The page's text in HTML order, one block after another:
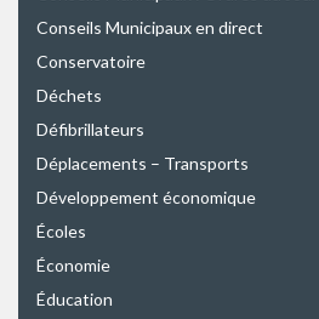
Conseils Municipaux en direct
Conservatoire
Déchets
Défibrillateurs
Déplacements – Transports
Développement économique
Écoles
Économie
Éducation